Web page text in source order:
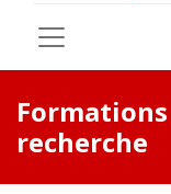
Formations
recherche